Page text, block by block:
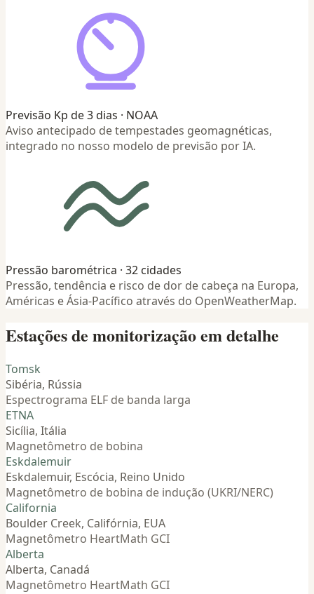
Previsão Kp de 3 dias · NOAA
Aviso antecipado de tempestades geomagnéticas,
integrado no nosso modelo de previsão por IA.
Pressão barométrica · 32 cidades
Pressão, tendência e risco de dor de cabeça na Europa,
Américas e Ásia-Pacífico através do OpenWeatherMap.
Estações de monitorização em detalhe
Tomsk
Sibéria, Rússia
Espectrograma ELF de banda larga
ETNA
Sicília, Itália
Magnetômetro de bobina
Eskdalemuir
Eskdalemuir, Escócia, Reino Unido
Magnetômetro de bobina de indução (UKRI/NERC)
California
Boulder Creek, Califórnia, EUA
Magnetômetro HeartMath GCI
Alberta
Alberta, Canadá
Magnetômetro HeartMath GCI